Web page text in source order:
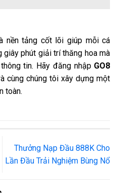
nền tảng cốt lõi giúp mỗi cá
giây phút giải trí thăng hoa mà
tin. Hãy đăng nhập GO8
cùng chúng tôi xây dựng một
toàn.
Thưởng Nạp Đầu 888K Cho
Lần Đầu Trải Nghiệm Bùng Nổ